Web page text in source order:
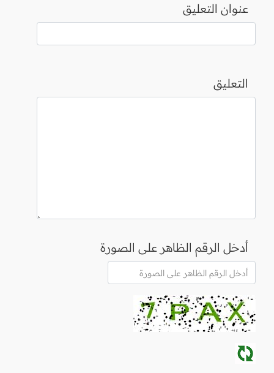
عنوان التعليق
التعليق
أدخل الرقم الظاهر على الصورة